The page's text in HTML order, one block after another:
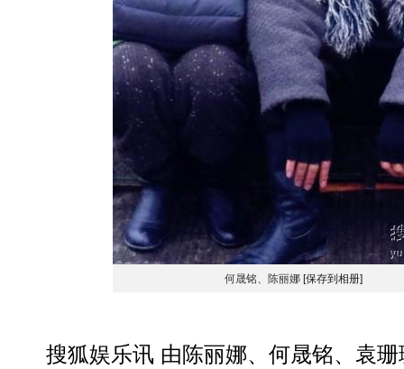
何晟铭、陈丽娜 [保存到相册]
搜狐娱乐讯 由陈丽娜、何晟铭、袁珊